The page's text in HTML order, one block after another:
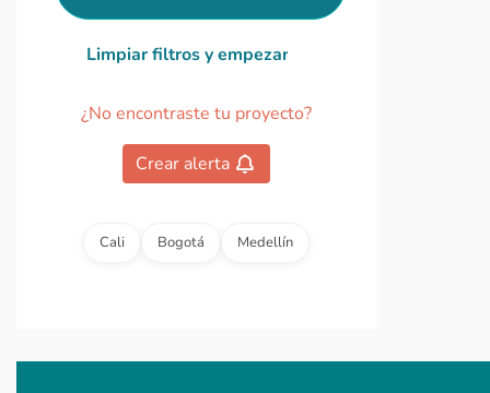
Limpiar filtros y empezar de nuevo
¿No encontraste tu proyecto?
Crear alerta
Cali Bogotá Medellín